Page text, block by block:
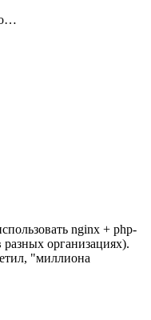
nginx + php-
разных организациях).
"миллиона